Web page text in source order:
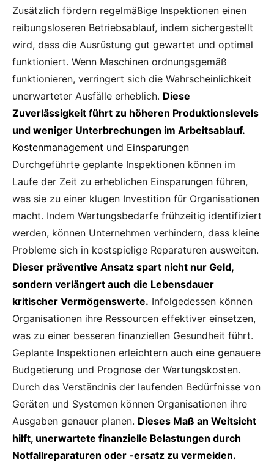
Zusätzlich fördern regelmäßige Inspektionen einen
reibungsloseren Betriebsablauf, indem sichergestellt
wird, dass die Ausrüstung gut gewartet und optimal
funktioniert. Wenn Maschinen ordnungsgemäß
funktionieren, verringert sich die Wahrscheinlichkeit
unerwarteter Ausfälle erheblich. Diese
Zuverlässigkeit führt zu höheren Produktionslevels
und weniger Unterbrechungen im Arbeitsablauf.
Kostenmanagement und Einsparungen
Durchgeführte geplante Inspektionen können im
Laufe der Zeit zu erheblichen Einsparungen führen,
was sie zu einer klugen Investition für Organisationen
macht. Indem Wartungsbedarfe frühzeitig identifiziert
werden, können Unternehmen verhindern, dass kleine
Probleme sich in kostspielige Reparaturen ausweiten.
Dieser präventive Ansatz spart nicht nur Geld,
sondern verlängert auch die Lebensdauer
kritischer Vermögenswerte. Infolgedessen können
Organisationen ihre Ressourcen effektiver einsetzen,
was zu einer besseren finanziellen Gesundheit führt.
Geplante Inspektionen erleichtern auch eine genauere
Budgetierung und Prognose der Wartungskosten.
Durch das Verständnis der laufenden Bedürfnisse von
Geräten und Systemen können Organisationen ihre
Ausgaben genauer planen. Dieses Maß an Weitsicht
hilft, unerwartete finanzielle Belastungen durch
Notfallreparaturen oder -ersatz zu vermeiden.